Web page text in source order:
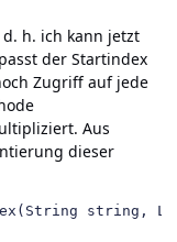
h. ich kann jetzt
der Startindex
Zugriff auf jede
Aus
dieser
string,